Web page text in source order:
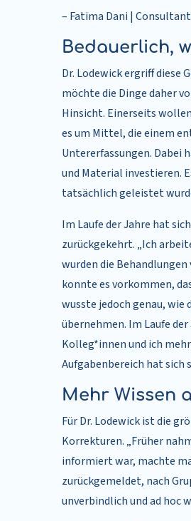
– Fatima Dani |
Bedauerlich,
Dr. Lodewick ergriff diese
möchte die Dinge daher
Hinsicht. Einerseits
es um Mittel, die einem
Untererfassungen. Dabei
und Material investieren.
tatsächlich geleistet
Im Laufe der Jahre hat
zurückgekehrt. „Ich
wurden die
konnte es vorkommen,
wusste jedoch genau, wie
übernehmen. Im Laufe
Kolleg*innen und ich
Aufgabenbereich hat sich
Mehr Wissen
Für Dr. Lodewick ist die
Korrekturen. „Früher
informiert war, machte
zurückgemeldet, nach
unverbindlich und ad hoc